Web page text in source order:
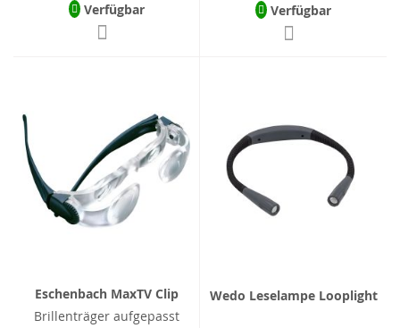
Verfügbar Verfügbar
Eschenbach MaxTV Clip
Brillenträger aufgepasst
Wedo Leselampe Looplight